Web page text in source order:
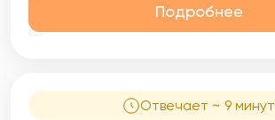
Подробнее
Отвечает ~ 9 минут